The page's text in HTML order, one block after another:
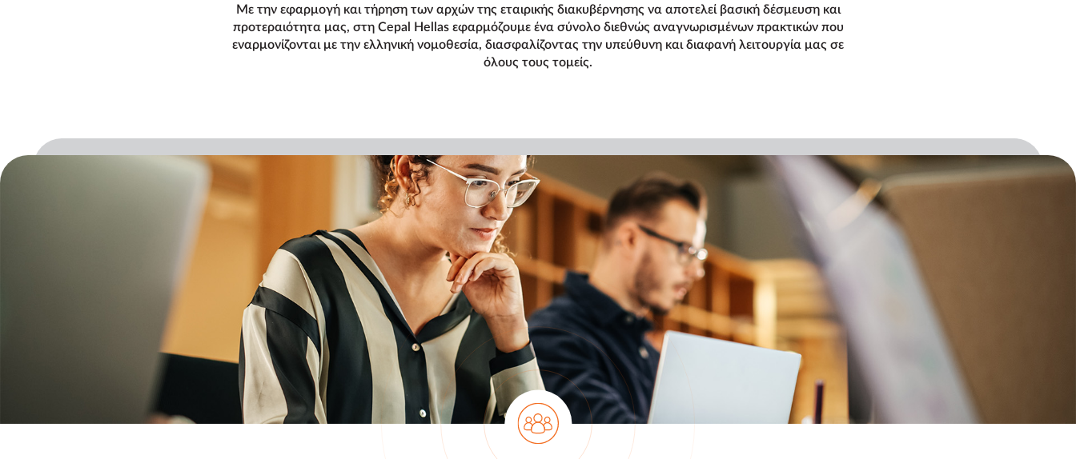
Με την εφαρμογή και τήρηση των αρχών της εταιρικής διακυβέρνησης να αποτελεί βασική δέσμευση και
προτεραιότητα μας, στη Cepal Hellas εφαρμόζουμε ένα σύνολο διεθνώς αναγνωρισμένων πρακτικών που
εναρμονίζονται με την ελληνική νομοθεσία, διασφαλίζοντας την υπεύθυνη και διαφανή λειτουργία μας σε
όλους τους τομείς.